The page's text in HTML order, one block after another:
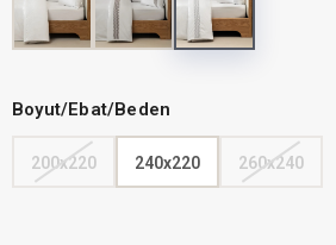
Boyut/Ebat/Beden
200x220 240x220 260x240